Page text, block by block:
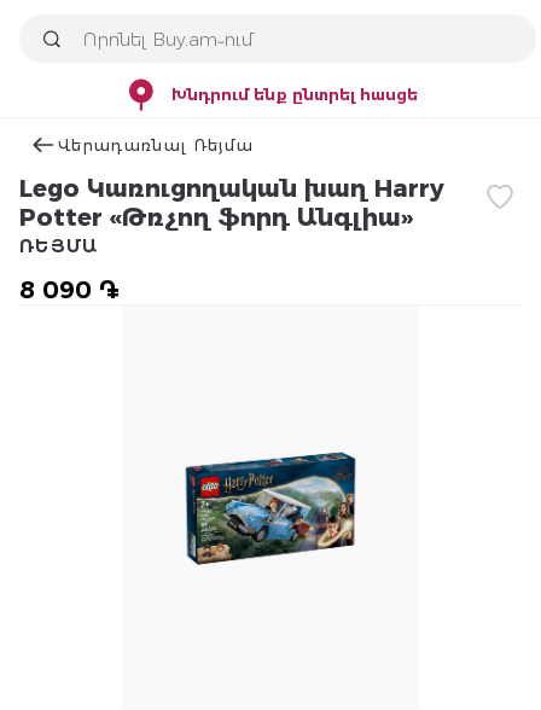
Խնդրում ենք ընտրել հասցե
Վերադառնալ Ռեյմա
Lego Կառուցողական խաղ Harry
Potter «Թռչող ֆորդ Անգլիա»
8 090 ֏
ՌԵՅՄԱ